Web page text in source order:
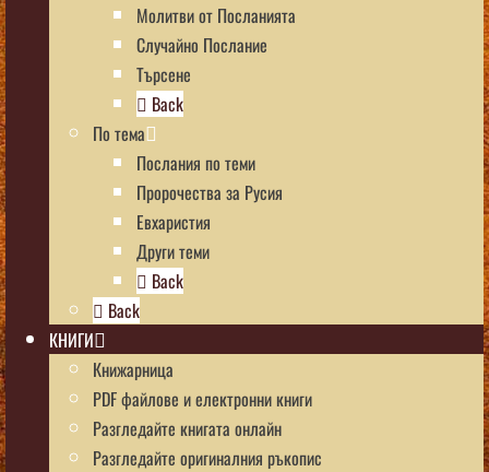
Молитви от Посланията
Случайно Послание
Търсене
Back
По тема
Послания по теми
Пророчества за Русия
Евхаристия
Други теми
Back
Back
КНИГИ
Книжарница
PDF файлове и електронни книги
Разгледайте книгата онлайн
Разгледайте оригиналния ръкопис